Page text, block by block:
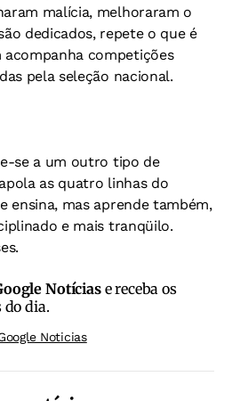
malícia, melhoraram o
dedicados, repete o que é
competições
pela seleção nacional.
se a um outro tipo de
as quatro linhas do
ensina, mas aprende também,
e mais tranqüilo.
Notíciase receba os
do dia.
Noticias